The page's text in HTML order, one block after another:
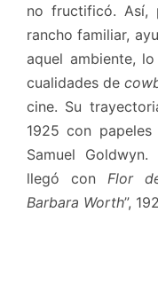
no fructificó. Así,
rancho familiar,
aquel ambiente,
cualidades de
cine. Su
1925 con papeles
Samuel
llegó con Flor
Barbara Worth”,